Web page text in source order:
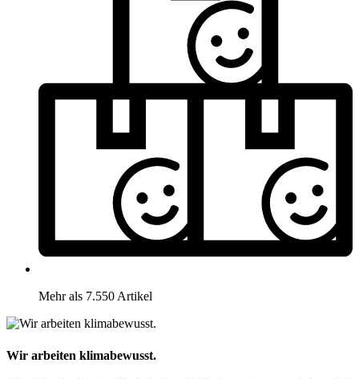
Mehr als 7.550 Artikel
Wir arbeiten klimabewusst.